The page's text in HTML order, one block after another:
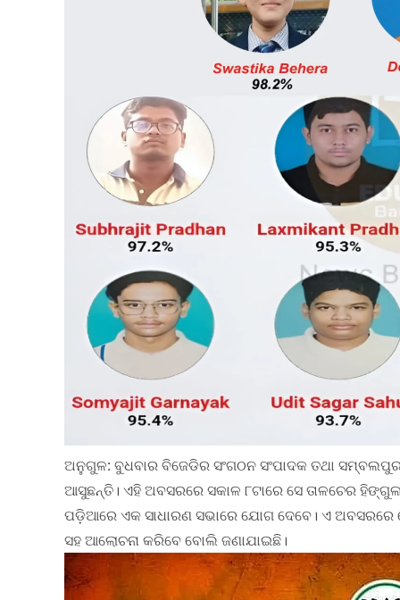
ଅନୁଗୁଳ: ବୁଧବାର ବିଜେଡିର ସଂଗଠନ ସଂପାଦକ ତଥା
ଆସୁଛନ୍ତି। ଏହି ଅବସରରେ ସକାଳ ୮ଟାରେ ସେ ତାଳଚେର
ପଡ଼ିଆରେ ଏକ ସାଧାରଣ ସଭାରେ ଯୋଗ ଦେବେ। ଏ
ସହ ଆଲୋଚନା କରିବେ ବୋଲି ଜଣାଯାଇଛି।